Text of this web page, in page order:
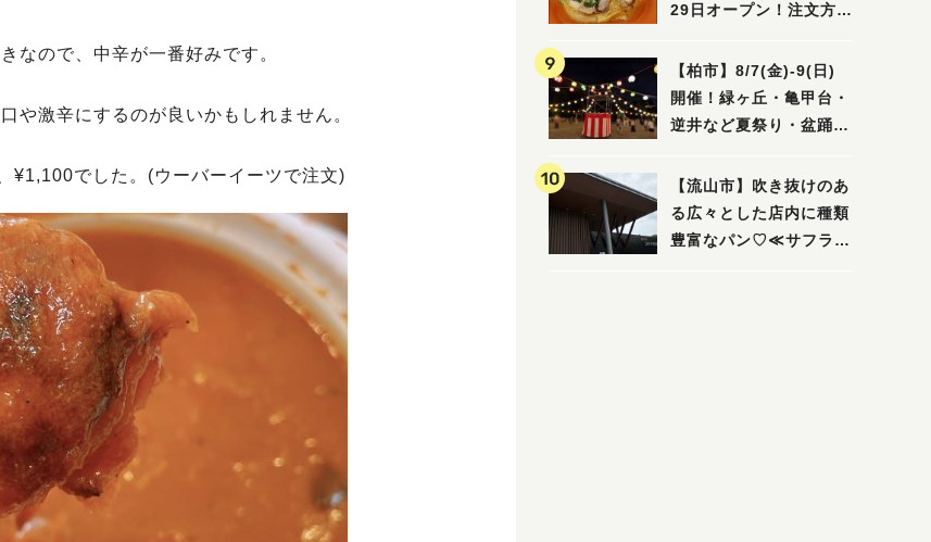
なので、中辛が一番好みです。
や激辛にするのが良いかもしれません。
¥1,100でした。(ウーバーイーツで注文)
29日オープン！注文方法
ビュー
【柏市】8/7(金)‐9(日)
開催！緑ヶ丘・亀甲台・
逆井など夏祭り・盆踊り
【流山市】吹き抜けのあ
る広々とした店内に種類
豊富なパン♡≪サフラン